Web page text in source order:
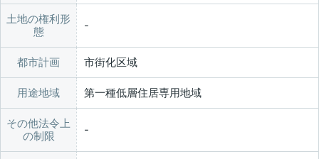
土地の権利形
態
都市計画 市街化区域
用途地域 第一種低層住居専用地域
その他法令上
の制限